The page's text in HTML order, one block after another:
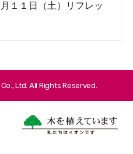
１１日（土）リフレッ
Ltd. All Rights Reserved.